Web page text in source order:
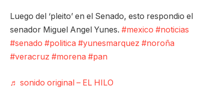
Luego del ‘pleito’ en el Senado, esto respondio el
senador Miguel Angel Yunes. #mexico #noticias
#senado #politica #yunesmarquez #noroña
#veracruz #morena #pan
♬ sonido original – EL HILO